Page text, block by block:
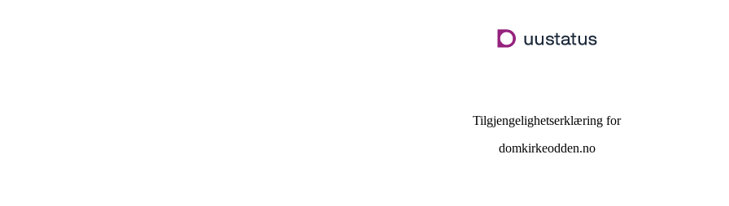
hovedinnhold
Tilgjengelighetserklæring for
domkirkeodden.no